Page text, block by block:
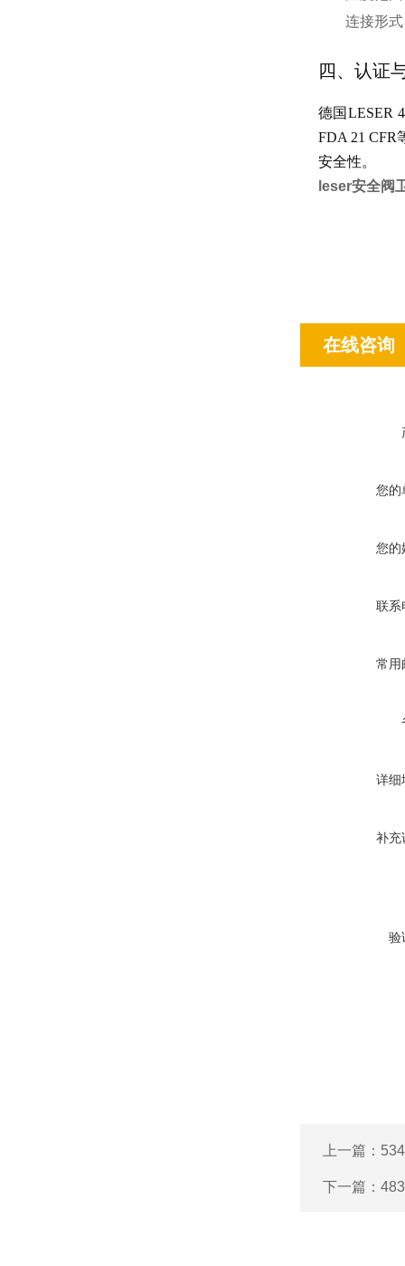
连接形式
四、认证
德国LESER
FDA 21
安全性。
leser安全阀
在线咨询
您的
您的
联系
常用
详细
补充
验
上一篇：
下一篇：